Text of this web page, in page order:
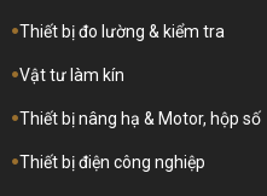
Thiết bị đo lường & kiểm tra
Vật tư làm kín
Thiết bị nâng hạ & Motor, hộp số
Thiết bị điện công nghiệp